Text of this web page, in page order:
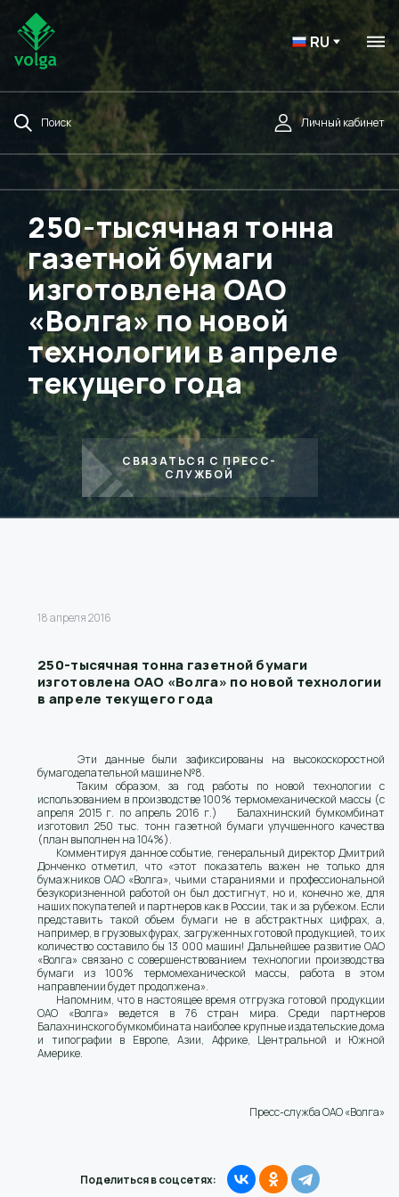
RU
Поиск Личный кабинет
250-тысячная тонна
газетной бумаги
изготовлена ОАО
«Волга» по новой
технологии в апреле
текущего года
СВЯЗАТЬСЯ С ПРЕСС-
СЛУЖБОЙ
18 апреля 2016
250-тысячная тонна газетной бумаги
изготовлена ОАО «Волга» по новой технологии
в апреле текущего года
Эти данные были зафиксированы на высокоскоростной
бумагоделательной машине №8.
Таким образом, за год работы по новой технологии с
использованием в производстве 100% термомеханической массы (с
апреля 2015 г. по апрель 2016 г.) Балахнинский бумкомбинат
изготовил 250 тыс. тонн газетной бумаги улучшенного качества
(план выполнен на 104%).
Комментируя данное событие, генеральный директор Дмитрий
Донченко отметил, что «этот показатель важен не только для
бумажников ОАО «Волга», чьими стараниями и профессиональной
безукоризненной работой он был достигнут, но и, конечно же, для
наших покупателей и партнеров как в России, так и за рубежом. Если
представить такой объем бумаги не в абстрактных цифрах, а,
например, в грузовых фурах, загруженных готовой продукцией, то их
количество составило бы 13 000 машин! Дальнейшее развитие ОАО
«Волга» связано с совершенствованием технологии производства
бумаги из 100% термомеханической массы, работа в этом
направлении будет продолжена».
Напомним, что в настоящее время отгрузка готовой продукции
ОАО «Волга» ведется в 76 стран мира. Среди партнеров
Балахнинского бумкомбината наиболее крупные издательские дома
и типографии в Европе, Азии, Африке, Центральной и Южной
Америке.
Пресс-служба ОАО «Волга»
Поделиться в соцсетях: